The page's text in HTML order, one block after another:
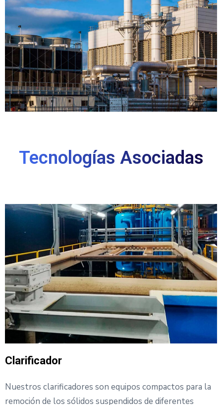
Tecnologías Asociadas
para la
diferentes
Nuestros sistemas de intercambio
contaminantes del agua,